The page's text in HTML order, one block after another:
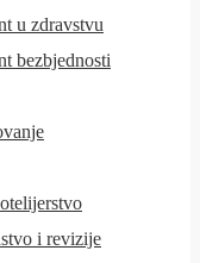
u zdravstvu
bezbjednosti
i revizije